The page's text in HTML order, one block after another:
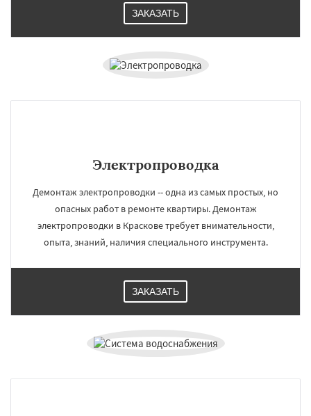
ЗАКАЗАТЬ
Электропроводка
Демонтаж электропроводки -- одна из самых простых, но
опасных работ в ремонте квартиры. Демонтаж
электропроводки в Краскове требует внимательности,
опыта, знаний, наличия специального инструмента.
ЗАКАЗАТЬ